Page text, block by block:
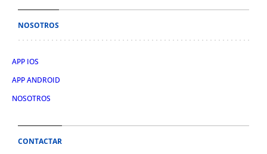
NOSOTROS
APP IOS
APP ANDROID
NOSOTROS
CONTACTAR